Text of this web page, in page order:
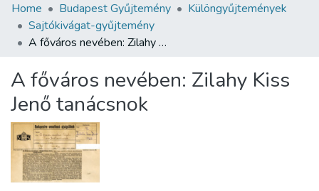
Communities & Collections
All of DSpace
About us
Home Budapest Gyűjtemény
Különgyűjtemények
Sajtókivágat-gyűjtemény
A főváros nevében: Zilahy Kiss Jenő tanácsnok
A főváros nevében: Zilahy Kiss
Jenő tanácsnok